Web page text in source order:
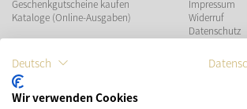
Geschenkgutscheine kaufen
Kataloge (Online-Ausgaben)
Impressum
Widerruf
Datenschutz
ZAHLUNGSMÖGLICHKEITEN
Deutsch
Wir verwenden Cookies